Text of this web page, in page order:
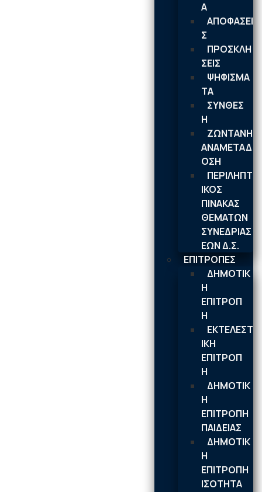
Α
ΑΠΟΦΑΣΕΙ
Σ
ΠΡΟΣΚΛΗ
ΣΕΙΣ
ΨΗΦΙΣΜΑ
ΤΑ
ΣΥΝΘΕΣ
Η
ΖΩΝΤΑΝΗ
ΑΝΑΜΕΤΑΔ
ΟΣΗ
ΠΕΡΙΛΗΠΤ
ΙΚΟΣ
ΠΙΝΑΚΑΣ
ΘΕΜΑΤΩΝ
ΣΥΝΕΔΡΙΑΣ
ΕΩΝ Δ.Σ.
ΕΠΙΤΡΟΠΕΣ
ΔΗΜΟΤΙΚ
Η
ΕΠΙΤΡΟΠ
Η
ΕΚΤΕΛΕΣΤ
ΙΚΗ
ΕΠΙΤΡΟΠ
Η
ΔΗΜΟΤΙΚ
Η
ΕΠΙΤΡΟΠΗ
ΠΑΙΔΕΙΑΣ
ΔΗΜΟΤΙΚ
Η
ΕΠΙΤΡΟΠΗ
ΙΣΟΤΗΤΑ